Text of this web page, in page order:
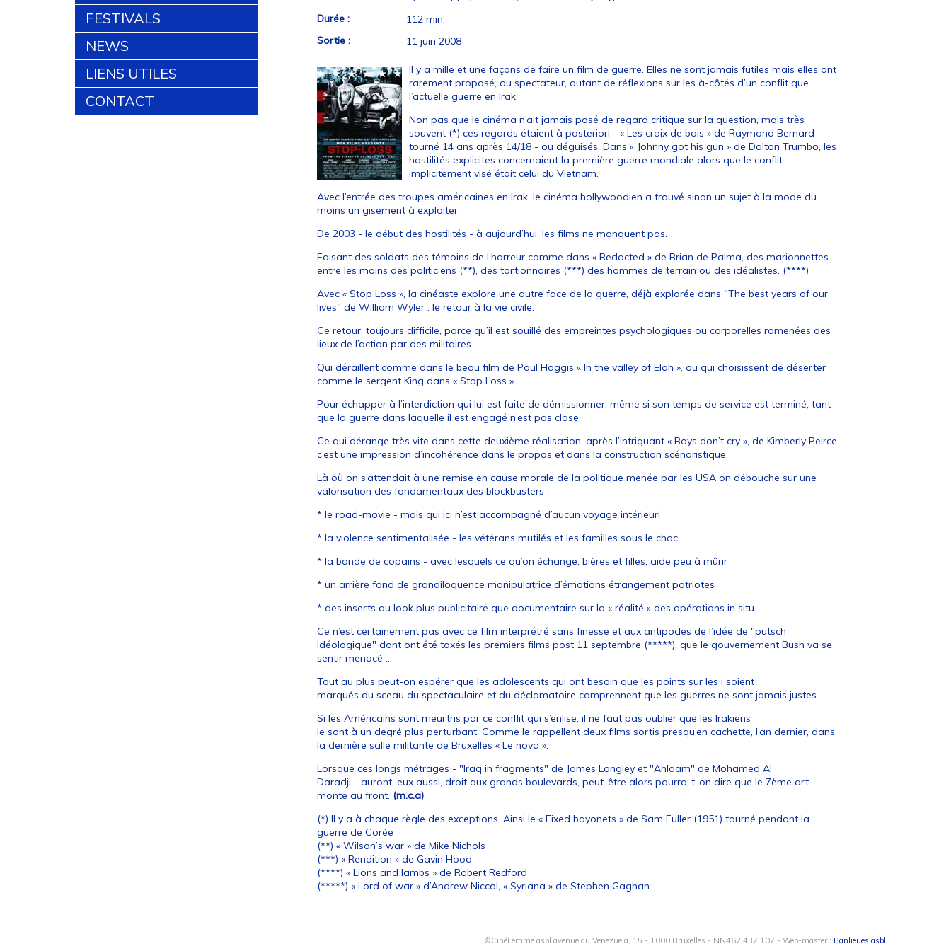
FESTIVALS
NEWS
LIENS UTILES
CONTACT
Durée :
112 min.
Sortie :
11 juin 2008
Il y a mille et une façons de faire un film de guerre. Elles ne sont jamais futiles mais elles ont
rarement proposé, au spectateur, autant de réflexions sur les à-côtés d’un conflit que
l’actuelle guerre en Irak.
Non pas que le cinéma n’ait jamais posé de regard critique sur la question, mais très
souvent (*) ces regards étaient à posteriori - « Les croix de bois » de Raymond Bernard
tourné 14 ans après 14/18 - ou déguisés. Dans « Johnny got his gun » de Dalton Trumbo, les
hostilités explicites concernaient la première guerre mondiale alors que le conflit
implicitement visé était celui du Vietnam.
Avec l’entrée des troupes américaines en Irak, le cinéma hollywoodien a trouvé sinon un sujet à la mode du
moins un gisement à exploiter.
De 2003 - le début des hostilités - à aujourd’hui, les films ne manquent pas.
Faisant des soldats des témoins de l’horreur comme dans « Redacted » de Brian de Palma, des marionnettes
entre les mains des politiciens (**), des tortionnaires (***) des hommes de terrain ou des idéalistes. (****)
Avec « Stop Loss », la cinéaste explore une autre face de la guerre, déjà explorée dans "The best years of our
lives" de William Wyler : le retour à la vie civile.
Ce retour, toujours difficile, parce qu’il est souillé des empreintes psychologiques ou corporelles ramenées des
lieux de l’action par des militaires.
Qui déraillent comme dans le beau film de Paul Haggis « In the valley of Elah », ou qui choisissent de déserter
comme le sergent King dans « Stop Loss ».
Pour échapper à l’interdiction qui lui est faite de démissionner, même si son temps de service est terminé, tant
que la guerre dans laquelle il est engagé n’est pas close.
Ce qui dérange très vite dans cette deuxième réalisation, après l’intriguant « Boys don’t cry », de Kimberly Peirce
c’est une impression d’incohérence dans le propos et dans la construction scénaristique.
Là où on s’attendait à une remise en cause morale de la politique menée par les USA on débouche sur une
valorisation des fondamentaux des blockbusters :
* le road-movie - mais qui ici n’est accompagné d’aucun voyage intérieurl
* la violence sentimentalisée - les vétérans mutilés et les familles sous le choc
* la bande de copains - avec lesquels ce qu’on échange, bières et filles, aide peu à mûrir
* un arrière fond de grandiloquence manipulatrice d’émotions étrangement patriotes
* des inserts au look plus publicitaire que documentaire sur la « réalité » des opérations in situ
Ce n’est certainement pas avec ce film interprétré sans finesse et aux antipodes de l’idée de "putsch
idéologique" dont ont été taxés les premiers films post 11 septembre (*****), que le gouvernement Bush va se
sentir menacé …
Tout au plus peut-on espérer que les adolescents qui ont besoin que les points sur les i soient
marqués du sceau du spectaculaire et du déclamatoire comprennent que les guerres ne sont jamais justes.
Si les Américains sont meurtris par ce conflit qui s’enlise, il ne faut pas oublier que les Irakiens
le sont à un degré plus perturbant. Comme le rappellent deux films sortis presqu’en cachette, l’an dernier, dans
la dernière salle militante de Bruxelles « Le nova ».
Lorsque ces longs métrages - "Iraq in fragments" de James Longley et "Ahlaam" de Mohamed Al
Daradji - auront, eux aussi, droit aux grands boulevards, peut-être alors pourra-t-on dire que le 7ème art
monte au front. (m.c.a)
(*) Il y a à chaque règle des exceptions. Ainsi le « Fixed bayonets » de Sam Fuller (1951) tourné pendant la
guerre de Corée
(**) « Wilson’s war » de Mike Nichols
(***) « Rendition » de Gavin Hood
(****) « Lions and lambs » de Robert Redford
(*****) « Lord of war » d’Andrew Niccol, « Syriana » de Stephen Gaghan
©CinéFemme asbl avenue du Venezuela, 15 - 1000 Bruxelles - NN462.437.107 - Web-master : Banlieues asbl